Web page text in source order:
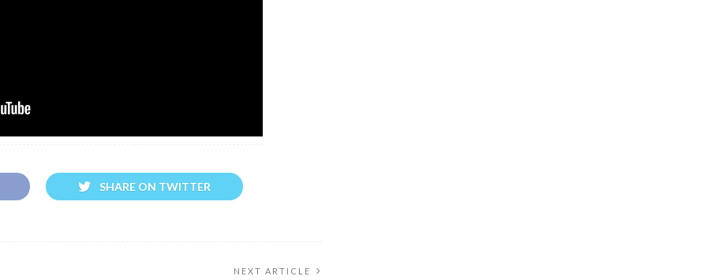
SHARE ON TWITTER
NEXT ARTICLE